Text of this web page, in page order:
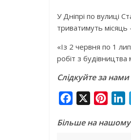
У Дніпрі по вулиці
триватимуть місяць
«Із 2 червня по 1
робіт з будівництва
Слідкуйте за
c
n
n
Більше на нашому